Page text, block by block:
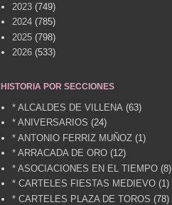
2023 (749)
2024 (785)
2025 (798)
2026 (533)
HISTORIA POR SECCIONES
* ALCALDES DE VILLENA (63)
* ANIVERSARIOS (24)
* ANTONIO FERRIZ MUÑOZ (1)
* ARRACADA DE ORO (12)
* ASOCIACIONES EN EL TIEMPO (8)
* CARTELES FIESTAS MEDIEVO (1)
* CARTELES PLAZA DE TOROS (78)